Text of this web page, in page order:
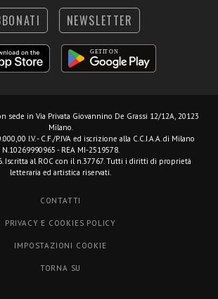
NEWSLETTER
sede in Via Privata Giovannino De Grassi 12/12A, 20123
Milano.
I.V. - C.F./P.IVA ed iscrizione alla C.C.I.A.A. di Milano
N.10269990965 - REA MI-2519578.
Iscritta al ROC con il n.37767. Tutti i diritti di proprietà
letteraria ed artistica riservati.
CONTATTI
PRIVACY E COOKIES POLICY
IMPOSTAZIONI COOKIE
TORNA SU